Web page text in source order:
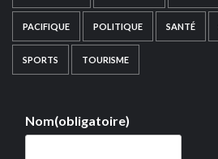
PACIFIQUE POLITIQUE SANTÉ
SPORTS TOURISME
Nom(obligatoire)